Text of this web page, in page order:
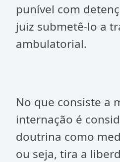
punível com
juiz submetê-lo a
ambulatorial.
No que consiste a
internação é
doutrina como
ou seja, tira a